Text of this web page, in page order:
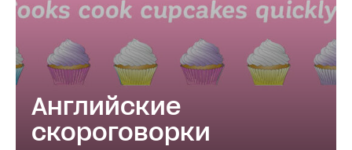
Английские
скороговорки